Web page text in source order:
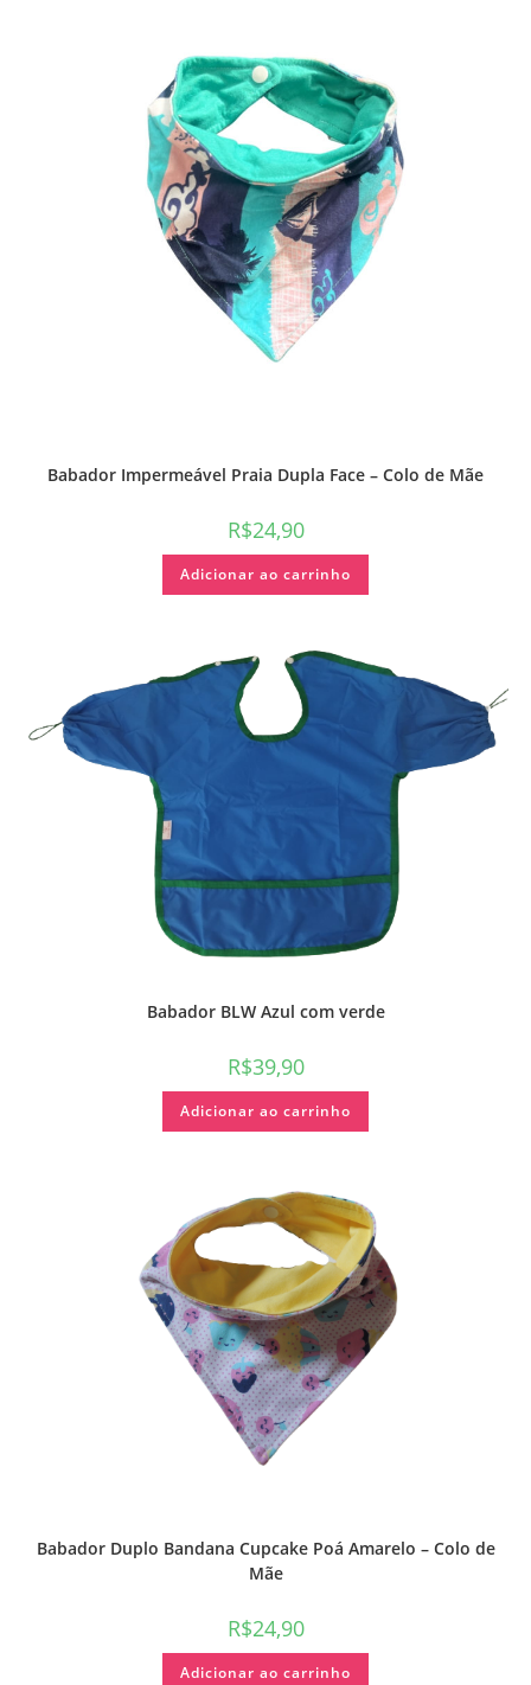
Babador Impermeável Praia Dupla Face – Colo de Mãe
R$24,90
Adicionar ao carrinho
Babador BLW Azul com verde
R$39,90
Adicionar ao carrinho
Babador Duplo Bandana Cupcake Poá Amarelo – Colo de
Mãe
R$24,90
Adicionar ao carrinho